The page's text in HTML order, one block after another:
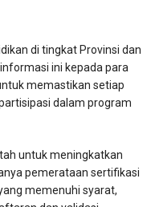
di tingkat Provinsi dan
ini kepada para
memastikan setiap
dalam program
untuk meningkatkan
pemerataan sertifikasi
memenuhi syarat,